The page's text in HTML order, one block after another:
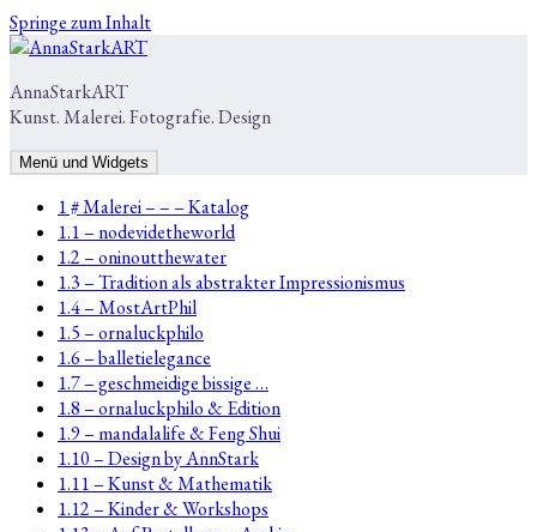
Springe zum Inhalt
AnnaStarkART
Kunst. Malerei. Fotografie. Design
Menü und Widgets
1 # Malerei – – – Katalog
1.1 – nodevidetheworld
1.2 – oninoutthewater
1.3 – Tradition als abstrakter Impressionismus
1.4 – MostArtPhil
1.5 – ornaluckphilo
1.6 – balletielegance
1.7 – geschmeidige bissige …
1.8 – ornaluckphilo & Edition
1.9 – mandalalife & Feng Shui
1.10 – Design by AnnStark
1.11 – Kunst & Mathematik
1.12 – Kinder & Workshops